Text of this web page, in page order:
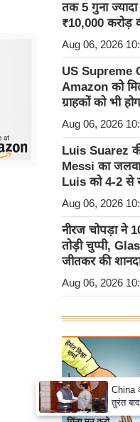
तक 5 गुना
₹10,000 करोड़
Aug 06, 2026
US
Amazon को
ग्राहकों को भी
Aug 06, 2026
Luis Suarez
Messi का
Luis को 4-2 से
Aug 06, 2026
नीरज चोपड़ा ने
तोड़ी चुप्पी,
जीतकर की
Aug 06, 2026
China
तुरंत
Misri,